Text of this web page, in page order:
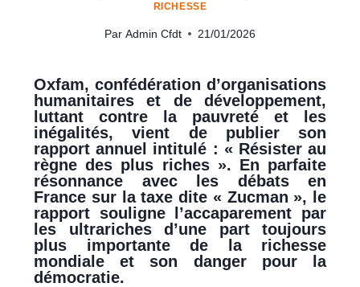
RICHESSE
Par Admin Cfdt 21/01/2026
Oxfam, confédération d’organisations
humanitaires et de développement,
luttant contre la pauvreté et les
inégalités, vient de publier son
rapport annuel intitulé : « Résister au
règne des plus riches ». En parfaite
résonnance avec les débats en
France sur la taxe dite « Zucman », le
rapport souligne l’accaparement par
les ultrariches d’une part toujours
plus importante de la richesse
mondiale et son danger pour la
démocratie.